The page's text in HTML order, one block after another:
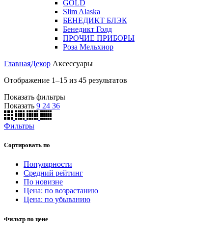
GOLD
Slim Alaska
БЕНЕДИКТ БЛЭК
Бенедикт Голд
ПРОЧИЕ ПРИБОРЫ
Роза Мельхиор
ГлавнаяДекор Аксессуары
Отображение 1–15 из 45 результатов
Показать фильтры
Показать 9 24 36
Фильтры
Сортировать по
Популярности
Средний рейтинг
По новизне
Цена: по возрастанию
Цена: по убыванию
Фильтр по цене